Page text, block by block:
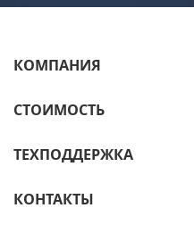
КОМПАНИЯ
СТОИМОСТЬ
ТЕХПОДДЕРЖКА
КОНТАКТЫ